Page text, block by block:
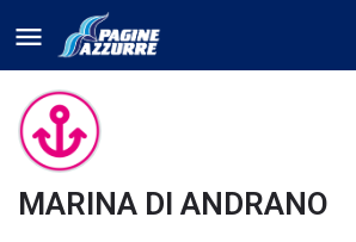
MARINA DI ANDRANO